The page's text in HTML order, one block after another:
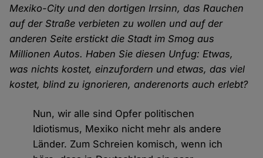
Mexiko-City und den dortigen Irrsinn, das Rauchen
auf der Straße verbieten zu wollen und auf der
anderen Seite erstickt die Stadt im Smog aus
Millionen Autos. Haben Sie diesen Unfug: Etwas,
was nichts kostet, einzufordern und etwas, das viel
kostet, blind zu ignorieren, anderenorts auch erlebt?
Nun, wir alle sind Opfer politischen
Idiotismus, Mexiko nicht mehr als andere
Länder. Zum Schreien komisch, wenn ich